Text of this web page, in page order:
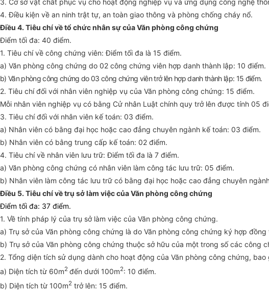
3. Cơ sở vật chất phục vụ cho hoạt động nghiệp vụ và ứng dụng công nghệ
4. Điều kiện về an ninh trật tự, an toàn giao thông và phòng chống cháy nổ.
Điều 4. Tiêu chí về tổ chức nhân sự của Văn phòng công chứng
Điểm tối đa: 40 điểm.
1. Tiêu chí về công chứng viên: Điểm tối đa là 15 điểm.
a) Văn phòng công chứng do 02 công chứng viên hợp danh thành lập: 10 điểm.
b) Văn phòng công chứng do 03 công chứng viên trở lên hợp danh thành lập: 15 điểm.
2. Tiêu chí đối với nhân viên nghiệp vụ của Văn phòng công chứng: 15 điểm.
Mỗi nhân viên nghiệp vụ có bằng Cử nhân Luật chính quy trở lên được tính 05
3. Tiêu chí đối với nhân viên kế toán: 03 điểm.
a) Nhân viên có bằng đại học hoặc cao đẳng chuyên ngành kế toán: 03 điểm.
b) Nhân viên có bằng trung cấp kế toán: 02 điểm.
4. Tiêu chí về nhân viên lưu trữ: Điểm tối đa là 7 điểm.
a) Văn phòng công chứng có nhân viên làm công tác lưu trữ: 05 điểm.
b) Nhân viên làm công tác lưu trữ có bằng đại học hoặc cao đẳng chuyên
Điều 5. Tiêu chí về trụ sở làm việc của Văn phòng công chứng
Điểm tối đa: 37 điểm.
1. Về tính pháp lý của trụ sở làm việc của Văn phòng công chứng.
a) Trụ sở của Văn phòng công chứng là do Văn phòng công chứng ký‎ hợp đồng
b) Trụ sở của Văn phòng công chứng thuộc sở hữu của một trong số các công
2. Tổng diện tích sử dụng dành cho hoạt động của Văn phòng công chứng,
a) Diện tích từ 60m2 đến dưới 100m2: 10 điểm.
b) Diện tích từ 100m2 trở lên: 15 điểm.